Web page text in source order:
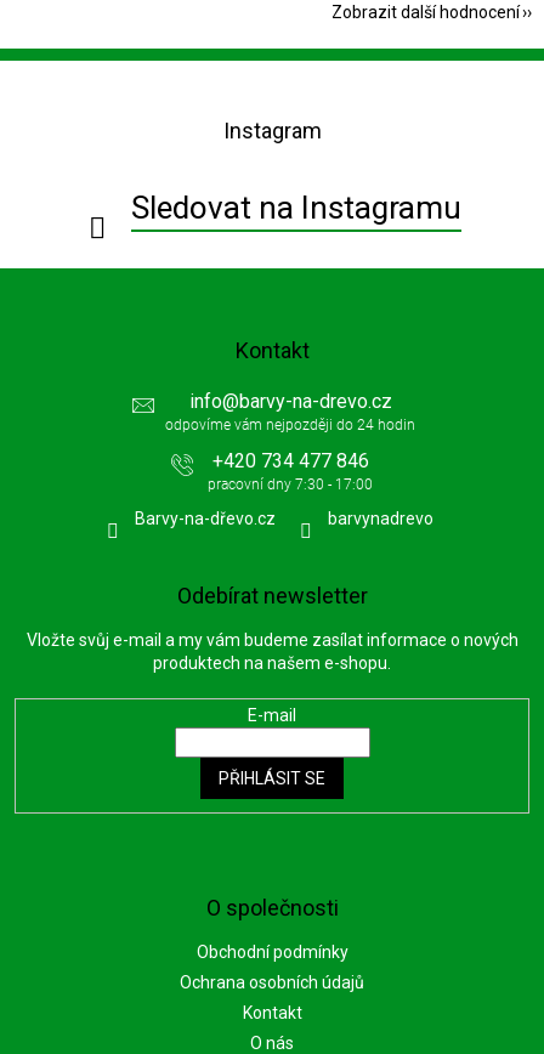
Zobrazit další hodnocení
Z
Instagram
Sledovat na Instagramu
O společnosti
Obchodní podmínky
Ochrana osobních údajů
Kontakt
O nás
Kontakt
info@barvy-na-drevo.cz
+420 734 477 846
Barvy-na-dřevo.cz barvynadrevo
Odebírat newsletter
Vložte svůj e-mail a my vám budeme zasílat informace o nových
produktech na našem e-shopu.
E-mail
PŘIHLÁSIT SE